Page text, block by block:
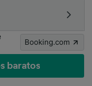
Booking.com
baratos